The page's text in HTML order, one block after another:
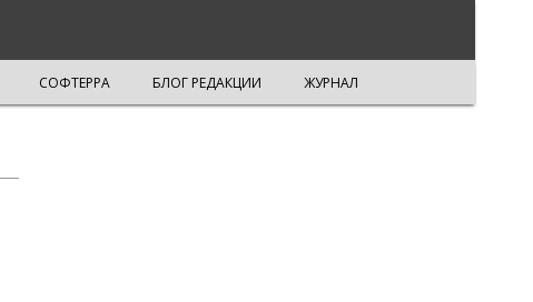
СОФТЕРРА БЛОГ РЕДАКЦИИ ЖУРНАЛ